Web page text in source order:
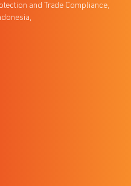
and Trade Compliance,